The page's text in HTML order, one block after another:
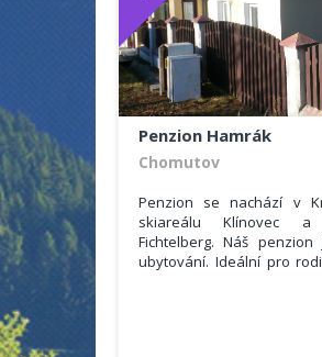
Penzion Hamrák
Chomutov
Penzion se nachází v
skiareálu Klínovec a
Fichtelberg. Náš
ubytování. Ideální pro
Hosté se mohou
sociálním zařízením o